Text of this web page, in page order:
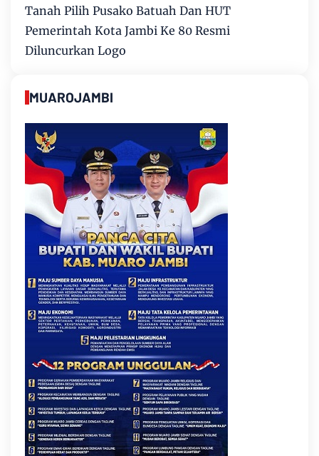
Tanah Pilih Pusako Batuah Dan HUT
Pemerintah Kota Jambi Ke 80 Resmi
Diluncurkan Logo
MUAROJAMBI